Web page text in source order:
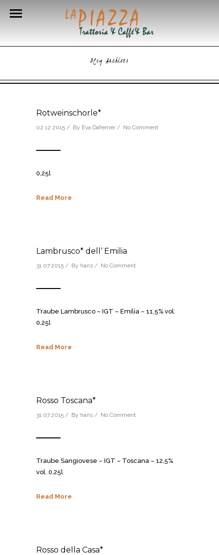
Blog Archives
Rotweinschorle*
02.12.2015 / By Eva Daferner / No Comment
0,25l
Read More
Lambrusco* dell‘ Emilia
31.07.2015 / By hans / No Comment
Traube Lambrusco – IGT – Emilia – 11,5% vol.
0,25l
Read More
Rosso Toscana*
31.07.2015 / By hans / No Comment
Traube Sangiovese – IGT – Toscana – 12,5%
vol. 0,25l
Read More
Rosso della Casa*